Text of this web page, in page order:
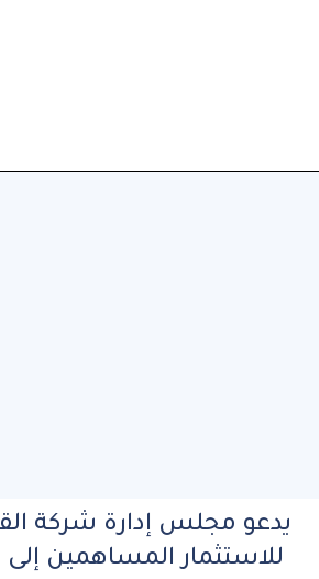
يدعو مجلس إدارة شركة
للاستثمار المساهمين